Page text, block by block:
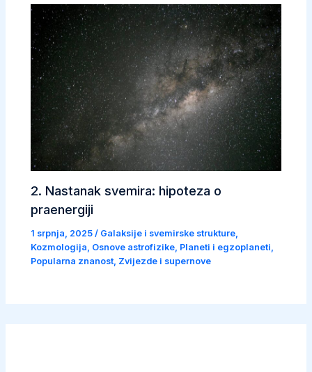
2. Nastanak svemira: hipoteza o
praenergiji
1 srpnja, 2025/ Galaksije i svemirske strukture
Kozmologija Osnove astrofizike Planeti i egzoplaneti
Popularna znanost Zvijezde i supernove